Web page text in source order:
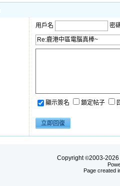
用戶名
密
顯示簽名 鎖定帖子
Copyright©2003-2026
Page created